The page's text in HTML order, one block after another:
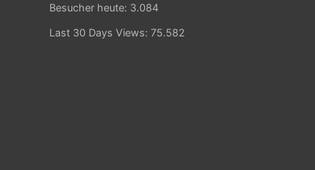
Besucher heute: 3.084
Last 30 Days Views: 75.582